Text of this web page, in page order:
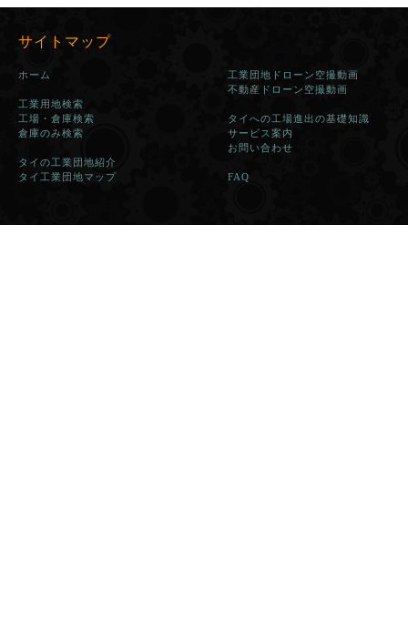
サイトマップ
ホーム
工業用地検索
工場・倉庫検索
倉庫のみ検索
タイの工業団地紹介
タイ工業団地マップ
工業団地ドローン空撮動画
不動産ドローン空撮動画
タイへの工場進出の基礎知識
サービス案内
お問い合わせ
FAQ